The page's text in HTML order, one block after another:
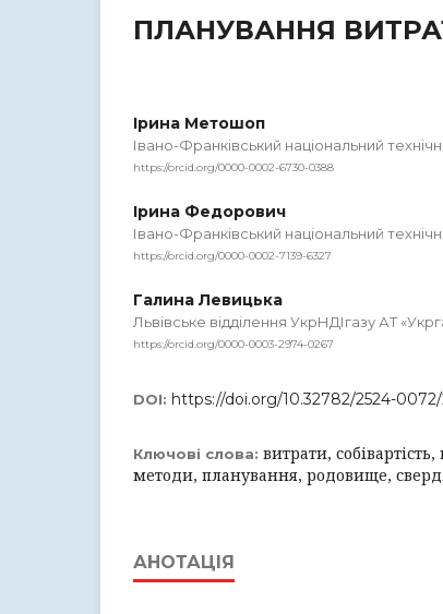
ПЛАНУВАННЯ
Ірина Метошоп
Івано-Франківський національний
https://orcid.org/0000-0002-6730-0388
Ірина Федорович
Івано-Франківський національний
https://orcid.org/0000-0002-7139-6327
Галина Левицька
Львівське відділення УкрНДІгазу АТ
https://orcid.org/0000-0003-2974-0267
DOI: https://doi.org/10.32782/2524-0072/
Ключові слова: витрати,
методи, планування, родовище,
АНОТАЦІЯ